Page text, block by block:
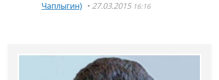
Чаплыгин)
27.03.2015 16:16